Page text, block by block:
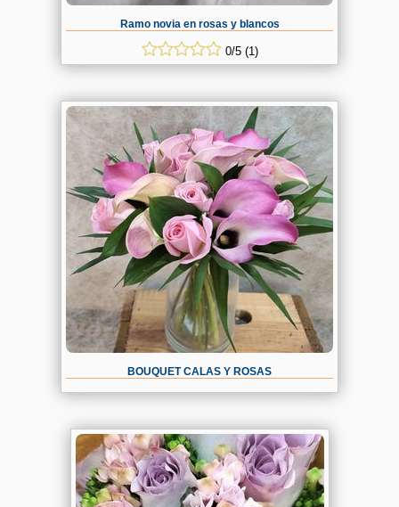
Ramo novia en rosas y blancos
0/5(1 )
BOUQUET CALAS Y ROSAS